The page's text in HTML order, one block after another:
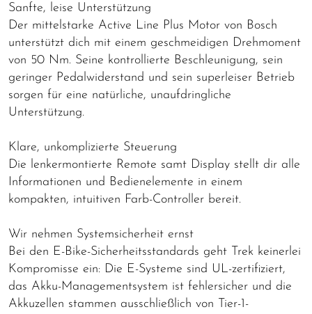
Sanfte, leise Unterstützung
Der mittelstarke Active Line Plus Motor von Bosch
unterstützt dich mit einem geschmeidigen Drehmoment
von 50 Nm. Seine kontrollierte Beschleunigung, sein
geringer Pedalwiderstand und sein superleiser Betrieb
sorgen für eine natürliche, unaufdringliche
Unterstützung.
Klare, unkomplizierte Steuerung
Die lenkermontierte Remote samt Display stellt dir alle
Informationen und Bedienelemente in einem
kompakten, intuitiven Farb-Controller bereit.
Wir nehmen Systemsicherheit ernst
Bei den E-Bike-Sicherheitsstandards geht Trek keinerlei
Kompromisse ein: Die E-Systeme sind UL-zertifiziert,
das Akku-Managementsystem ist fehlersicher und die
Akkuzellen stammen ausschließlich von Tier-1-